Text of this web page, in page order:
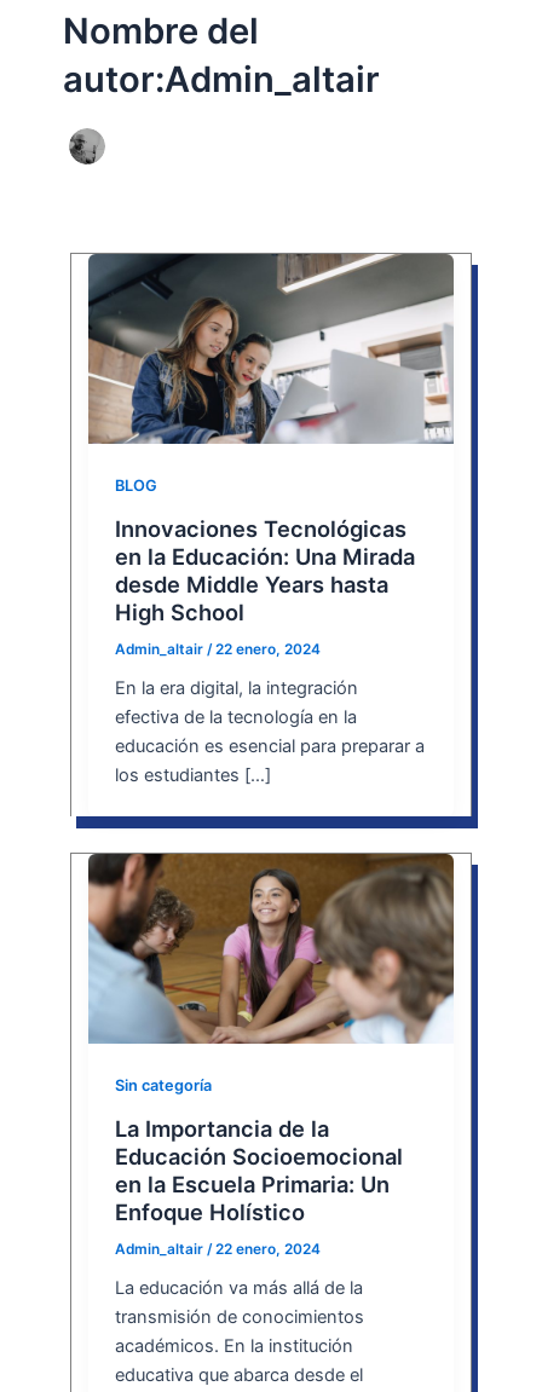
Nombre del
autor:Admin_altair
BLOG
Innovaciones Tecnológicas
en la Educación: Una Mirada
desde Middle Years hasta
High School
Admin_altair /22 enero, 2024
En la era digital, la integración
efectiva de la tecnología en la
educación es esencial para preparar a
los estudiantes […]
Sin categoría
La Importancia de la
Educación Socioemocional
en la Escuela Primaria: Un
Enfoque Holístico
Admin_altair /22 enero, 2024
La educación va más allá de la
transmisión de conocimientos
académicos. En la institución
educativa que abarca desde el